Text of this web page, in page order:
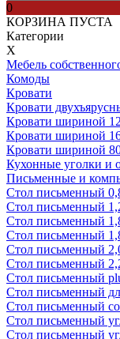
0
КОРЗИНА ПУСТА
Категории
Х
Мебель
Комоды
Кровати
Кровати
Кровати шириной
Кровати шириной
Кровати шириной
Кухонные уголки и
Письменные и
Стол письменный
Стол письменный
Стол письменный
Стол письменный
Стол письменный
Стол письменный
Стол письменный
Стол письменный
Стол письменный
Стол письменный
Стол письменный